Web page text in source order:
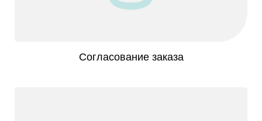
Согласование заказа